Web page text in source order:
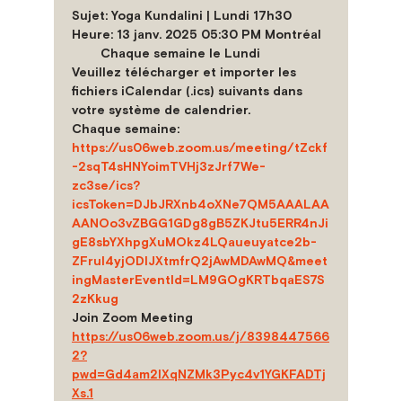
Sujet: Yoga Kundalini | Lundi 17h30
Heure: 13 janv. 2025 05:30 PM Montréal
Chaque semaine le Lundi
Veuillez télécharger et importer les
fichiers iCalendar (.ics) suivants dans
votre système de calendrier.
Chaque semaine:
https://us06web.zoom.us/meeting/tZckf
-2sqT4sHNYoimTVHj3zJrf7We-
zc3se/ics?
icsToken=DJbJRXnb4oXNe7QM5AAALAA
AANOo3vZBGG1GDg8gB5ZKJtu5ERR4nJi
gE8sbYXhpgXuMOkz4LQaueuyatce2b-
ZFruI4yjODIJXtmfrQ2jAwMDAwMQ&meet
ingMasterEventId=LM9GOgKRTbqaES7S
2zKkug
Join Zoom Meeting
https://us06web.zoom.us/j/8398447566
2?
pwd=Gd4am2lXqNZMk3Pyc4v1YGKFADTj
Xs.1